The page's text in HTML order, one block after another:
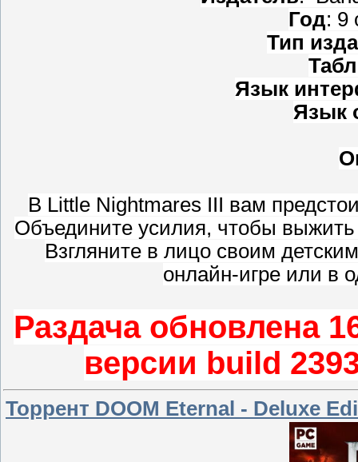
Год: 9
Тип
Язык
Язык
В Little Nightmares III вам
Объедините усилия, чтобы
Взгляните в лицо своим
онлайн-игре или в
Раздача обновлена
версии build
Торрент DOOM Eternal - Deluxe